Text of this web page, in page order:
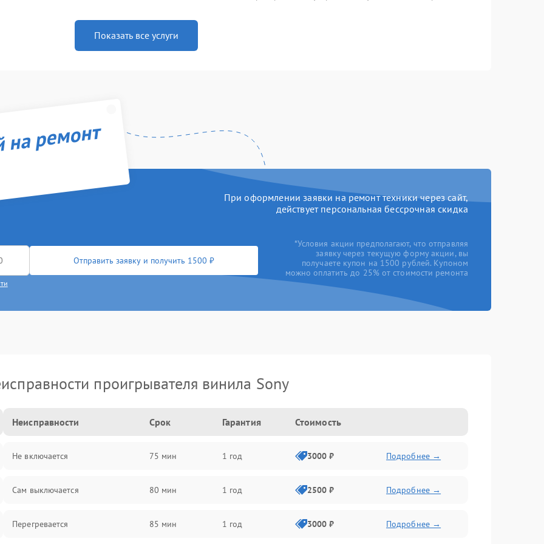
Показать все услуги
ремонт
При оформлении заявки на ремонт техники через сайт,
действует персональная бессрочная скидка
Отправить заявку и получить 1500 ₽
*Условия акции предполагают, что отправляя
заявку через текущую форму акции, вы
получаете купон на 1500 рублей. Купоном
можно оплатить до 25% от стоимости ремонта
проигрывателя винила Sony
Неисправности Срок Гарантия Стоимость
Не включается 75 мин 1 год 3000 ₽ Подробнее →
Сам выключается 80 мин 1 год 2500 ₽ Подробнее →
Перегревается 85 мин 1 год 3000 ₽ Подробнее →